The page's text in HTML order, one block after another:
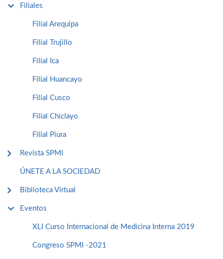
Filiales
Filial Arequipa
Filial Trujillo
Filial Ica
Filial Huancayo
Filial Cusco
Filial Chiclayo
Filial Piura
Revista SPMI
ÚNETE A LA SOCIEDAD
Biblioteca Virtual
Eventos
XLI Curso Internacional de Medicina Interna 2019
Congreso SPMI -2021